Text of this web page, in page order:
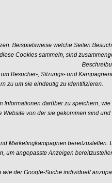
Beispielsweise welche Seiten
Cookies sammeln, sind
Besucher-, Sitzungs- und
zu um sie eindeutig zu identifizieren.
darüber zu speichern,
von der sie gekommen sind
Marketingkampagnen bereitzustellen.
um angepasste Anzeigen
der Google-Suche individuell